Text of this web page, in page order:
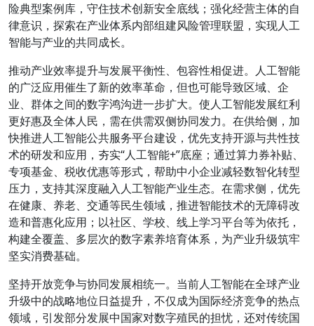
险典型案例库，守住技术创新安全底线；强化经营主体的自
律意识，探索在产业体系内部组建风险管理联盟，实现人工
智能与产业的共同成长。
推动产业效率提升与发展平衡性、包容性相促进。人工智能
的广泛应用催生了新的效率革命，但也可能导致区域、企
业、群体之间的数字鸿沟进一步扩大。使人工智能发展红利
更好惠及全体人民，需在供需双侧协同发力。在供给侧，加
快推进人工智能公共服务平台建设，优先支持开源与共性技
术的研发和应用，夯实“人工智能+”底座；通过算力券补贴、
专项基金、税收优惠等形式，帮助中小企业减轻数智化转型
压力，支持其深度融入人工智能产业生态。在需求侧，优先
在健康、养老、交通等民生领域，推进智能技术的无障碍改
造和普惠化应用；以社区、学校、线上学习平台等为依托，
构建全覆盖、多层次的数字素养培育体系，为产业升级筑牢
坚实消费基础。
坚持开放竞争与协同发展相统一。当前人工智能在全球产业
升级中的战略地位日益提升，不仅成为国际经济竞争的热点
领域，引发部分发展中国家对数字殖民的担忧，还对传统国